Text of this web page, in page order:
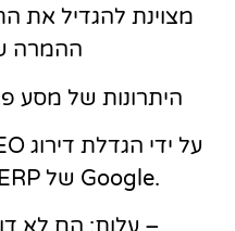
מצוינת להגדיל את
ההמרה
היתרונות של מסע
מילות המפתח ב-SERP של Google.